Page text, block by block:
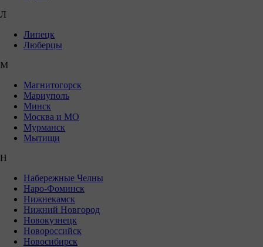
Л
Липецк
Люберцы
М
Магнитогорск
Мариуполь
Минск
Москва и МО
Мурманск
Мытищи
Н
Набережные Челны
Наро-Фоминск
Нижнекамск
Нижний Новгород
Новокузнецк
Новороссийск
Новосибирск